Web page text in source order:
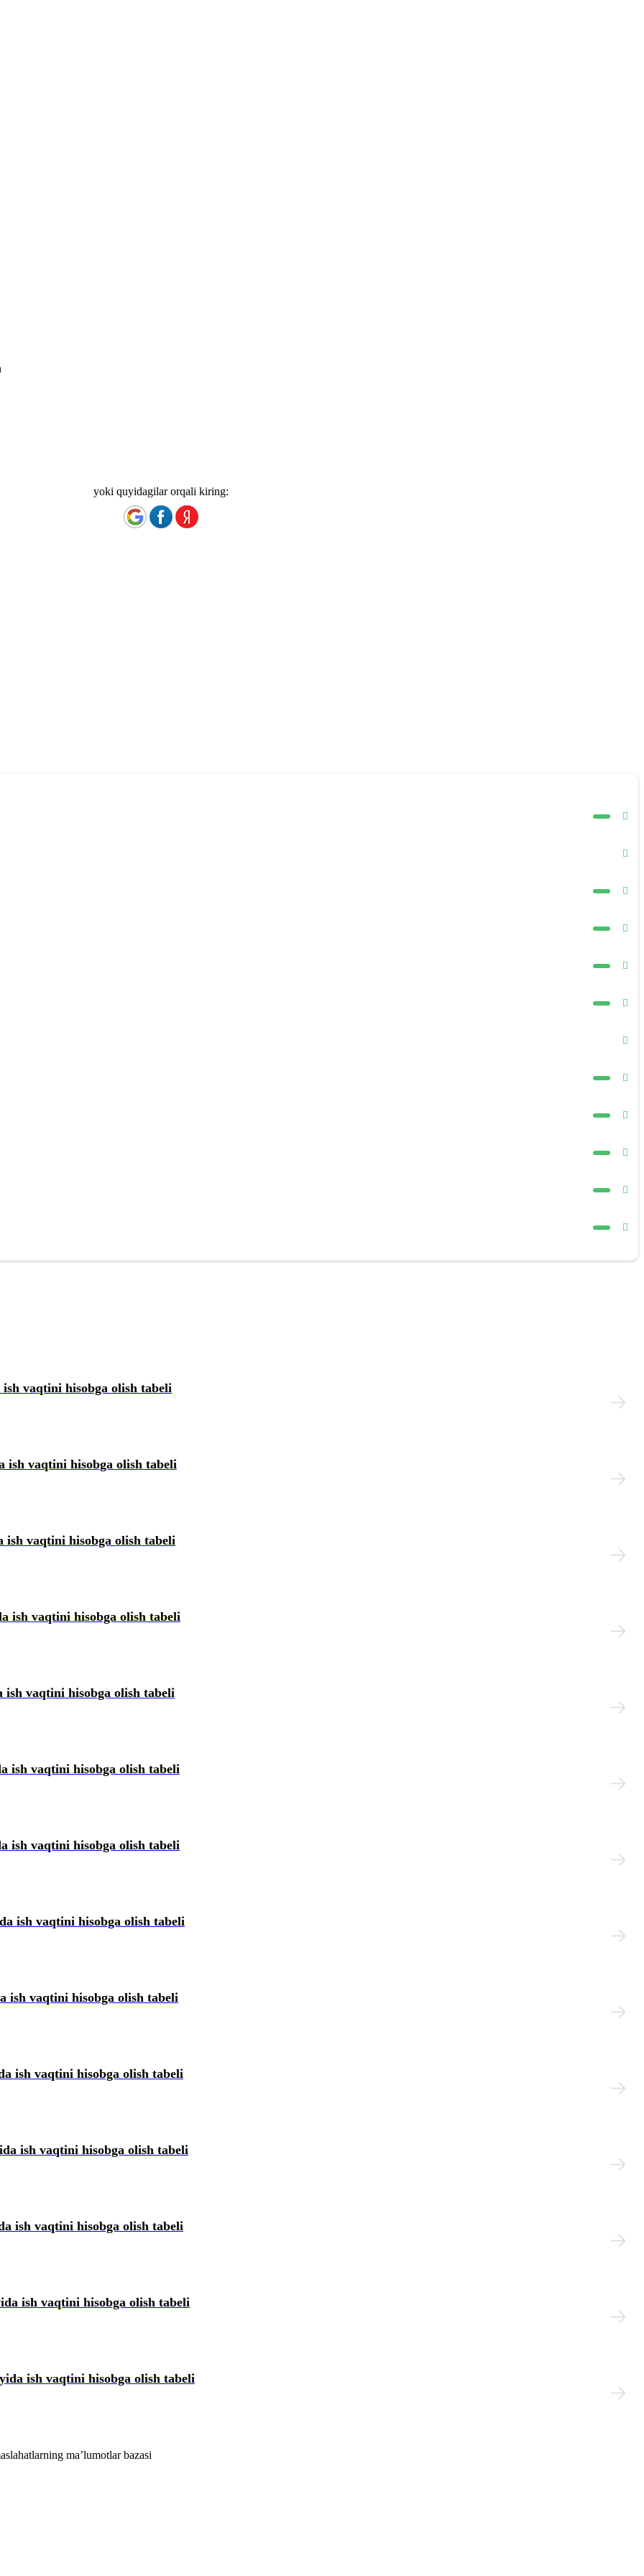
yoki quyidagilar orqali kiring:
vaqtini hisobga olish tabeli
ish vaqtini hisobga olish tabeli
vaqtini hisobga olish tabeli
ish vaqtini hisobga olish tabeli
vaqtini hisobga olish tabeli
ish vaqtini hisobga olish tabeli
ish vaqtini hisobga olish tabeli
ish vaqtini hisobga olish tabeli
ish vaqtini hisobga olish tabeli
ish vaqtini hisobga olish tabeli
ish vaqtini hisobga olish tabeli
ish vaqtini hisobga olish tabeli
ish vaqtini hisobga olish tabeli
ish vaqtini hisobga olish tabeli
ma’lumotlar bazasi